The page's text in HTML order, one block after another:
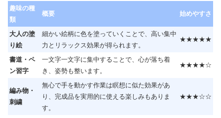
趣味の種
類
概要 始めやすさ
大人の塗
り絵
細かい絵柄に色を塗っていくことで、高い集中
力とリラックス効果が得られます。
★★★★★
書道・ペ
ン習字
一文字一文字に集中することで、心が落ち着
き、姿勢も整います。
★★★★☆
編み物・
刺繍
無心で手を動かす作業は瞑想に似た効果があ
り、完成品を実用的に使える楽しみもありま
す。
★★★☆☆